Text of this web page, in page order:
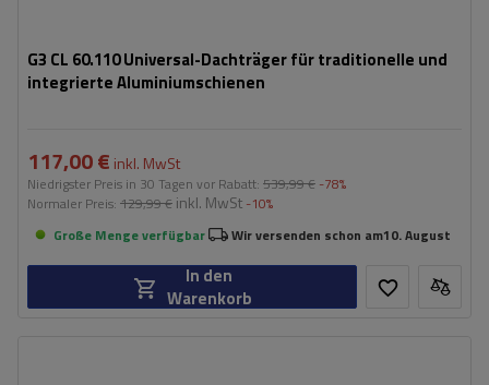
G3 CL 60.110 Universal-Dachträger für traditionelle und
integrierte Aluminiumschienen
117,00 € inkl. MwSt
Niedrigster Preis in 30 Tagen vor Rabatt: 539,99 € -78%
Normaler Preis: 129,99 € inkl. MwSt -10%
Große Menge verfügbar
Wir versenden schon am10. August
In den
Warenkorb